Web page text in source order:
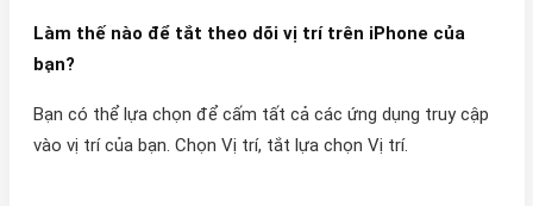
Làm thế nào để tắt theo dõi vị trí trên iPhone của
bạn?
Bạn có thể lựa chọn để cấm tất cả các ứng dụng truy cập
vào vị trí của bạn. Chọn Vị trí, tắt lựa chọn Vị trí.